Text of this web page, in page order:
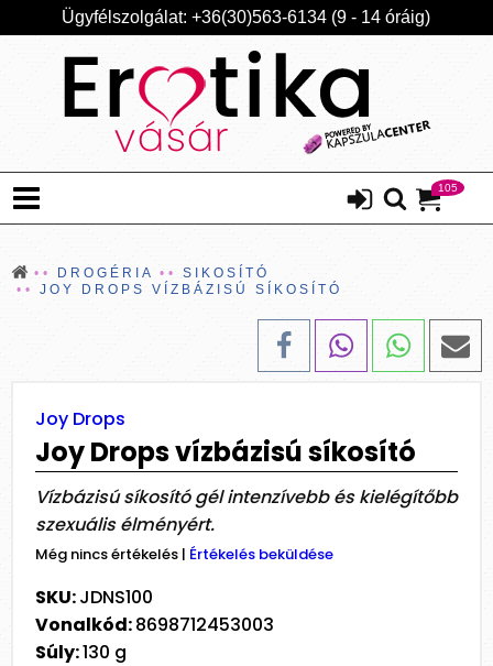
Ügyfélszolgálat: +36(30)563-6134 (9 - 14 óráig)
105
DROGÉRIA
SIKOSÍTÓ
JOY DROPS VÍZBÁZISÚ SÍKOSÍTÓ
Joy Drops
Joy Drops vízbázisú síkosító
Vízbázisú síkosító gél intenzívebb és kielégítőbb
szexuális élményért.
Még nincs értékelés | Értékelés beküldése
SKU:JDNS100
Vonalkód:8698712453003
Súly:130 g